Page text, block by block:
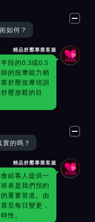
如何？
精品舒壓專業客服
段的0.3或0.5
的按摩能力稍
舒壓按摩培訓
壓放鬆的目
的嗎？
精品舒壓專業客服
給客人提供一
表是我們預約
重要管道。由
至每日變更，
性。